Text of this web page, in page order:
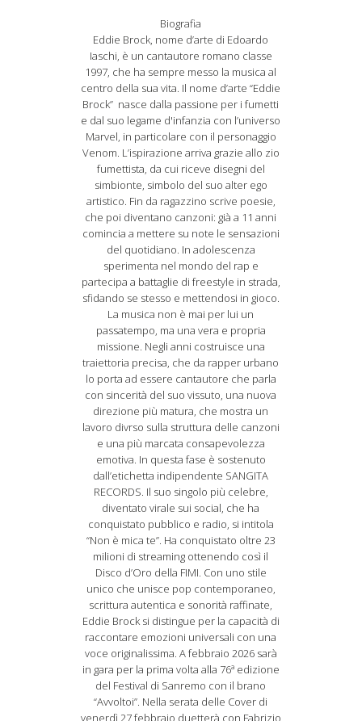
Biografia
Eddie Brock, nome d’arte di Edoardo
Iaschi, è un cantautore romano classe
1997, che ha sempre messo la musica al
centro della sua vita. Il nome d’arte “Eddie
Brock” nasce dalla passione per i fumetti
e dal suo legame d'infanzia con l’universo
Marvel, in particolare con il personaggio
Venom. L’ispirazione arriva grazie allo zio
fumettista, da cui riceve disegni del
simbionte, simbolo del suo alter ego
artistico. Fin da ragazzino scrive poesie,
che poi diventano canzoni: già a 11 anni
comincia a mettere su note le sensazioni
del quotidiano. In adolescenza
sperimenta nel mondo del rap e
partecipa a battaglie di freestyle in strada,
sfidando se stesso e mettendosi in gioco.
La musica non è mai per lui un
passatempo, ma una vera e propria
missione. Negli anni costruisce una
traiettoria precisa, che da rapper urbano
lo porta ad essere cantautore che parla
con sincerità del suo vissuto, una nuova
direzione più matura, che mostra un
lavoro divrso sulla struttura delle canzoni
e una più marcata consapevolezza
emotiva. In questa fase è sostenuto
dall’etichetta indipendente SANGITA
RECORDS. Il suo singolo più celebre,
diventato virale sui social, che ha
conquistato pubblico e radio, si intitola
“Non è mica te”. Ha conquistato oltre 23
milioni di streaming ottenendo così il
Disco d’Oro della FIMI. Con uno stile
unico che unisce pop contemporaneo,
scrittura autentica e sonorità raffinate,
Eddie Brock si distingue per la capacità di
raccontare emozioni universali con una
voce originalissima. A febbraio 2026 sarà
in gara per la prima volta alla 76ª edizione
del Festival di Sanremo con il brano
“Avvoltoi”. Nella serata delle Cover di
venerdì 27 febbraio duetterà con Fabrizio